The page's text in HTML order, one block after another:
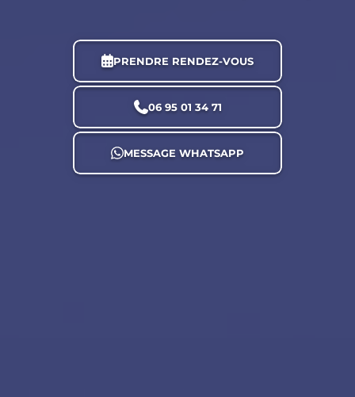
PRENDRE RENDEZ-VOUS
06 95 01 34 71
MESSAGE WHATSAPP